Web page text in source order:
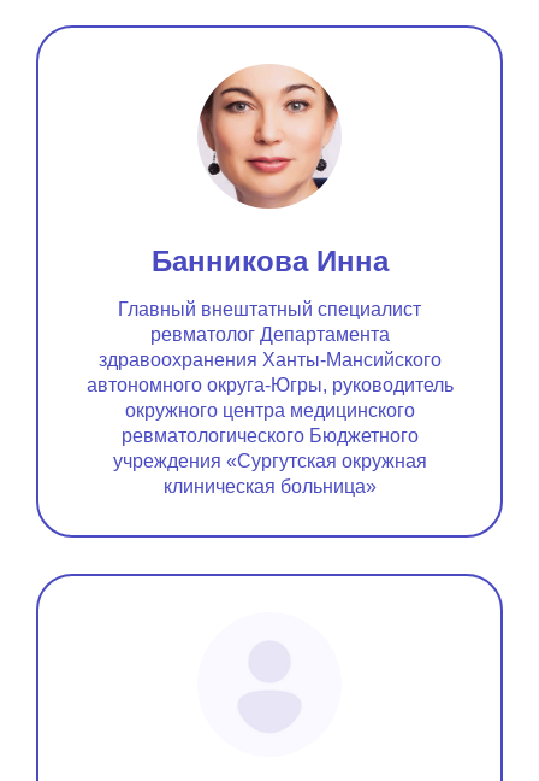
Банникова Инна
Главный внештатный специалист
ревматолог Департамента
здравоохранения Ханты-Мансийского
автономного округа-Югры, руководитель
окружного центра медицинского
ревматологического Бюджетного
учреждения «Сургутская окружная
клиническая больница»